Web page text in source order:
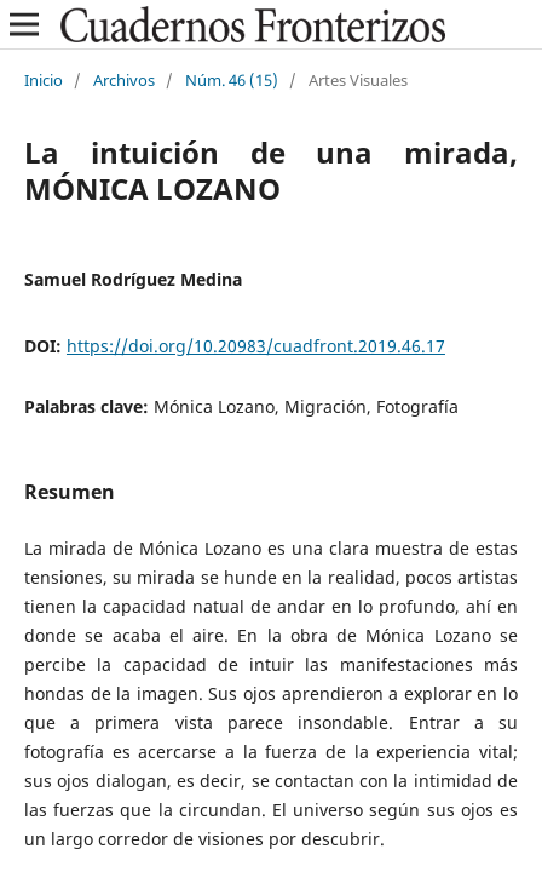
Inicio / Archivos / Núm. 46 (15) / Artes Visuales
La intuición de una mirada,
MÓNICA LOZANO
Samuel Rodríguez Medina
DOI: https://doi.org/10.20983/cuadfront.2019.46.17
Palabras clave: Mónica Lozano, Migración, Fotografía
Resumen
La mirada de Mónica Lozano es una clara muestra de estas
tensiones, su mirada se hunde en la realidad, pocos artistas
tienen la capacidad natual de andar en lo profundo, ahí en
donde se acaba el aire. En la obra de Mónica Lozano se
percibe la capacidad de intuir las manifestaciones más
hondas de la imagen. Sus ojos aprendieron a explorar en lo
que a primera vista parece insondable. Entrar a su
fotografía es acercarse a la fuerza de la experiencia vital;
sus ojos dialogan, es decir, se contactan con la intimidad de
las fuerzas que la circundan. El universo según sus ojos es
un largo corredor de visiones por descubrir.